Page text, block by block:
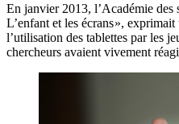
En janvier 2013, l’Académie des
L’enfant et les écrans »,
l’utilisation des tablettes par les
chercheurs avaient vivement